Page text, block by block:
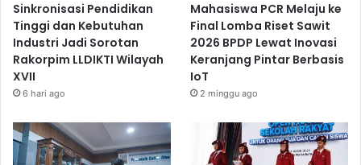
Sinkronisasi Pendidikan
Tinggi dan Kebutuhan
Industri Jadi Sorotan
Rakorpim LLDIKTI Wilayah
XVII
6 hari ago
Mahasiswa PCR Melaju ke
Final Lomba Riset Sawit
2026 BPDP Lewat Inovasi
Keranjang Pintar Berbasis
IoT
2 minggu ago